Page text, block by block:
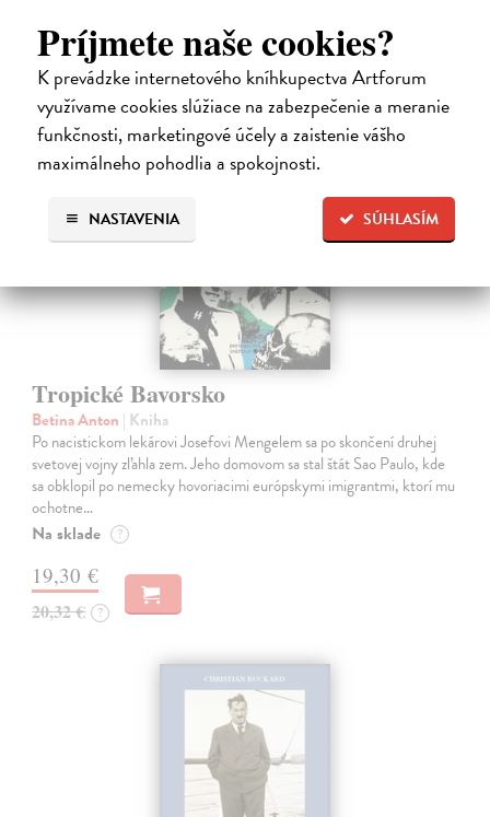
Príjmete naše cookies?
K prevádzke internetového kníhkupectva Artforum
využívame cookies slúžiace na zabezpečenie a meranie
funkčnosti, marketingové účely a zaistenie vášho
maximálneho pohodlia a spokojnosti.
SÚHLASÍM
NASTAVENIA
13,60 € ?
na sklade
Tropické Bavorsko
Betina Anton | Kniha
Po nacistickom lekárovi Josefovi Mengelem sa po skončení druhej
svetovej vojny zľahla zem. Jeho domovom sa stal štát Sao Paulo, kde
sa obklopil po nemecky hovoriacimi európskymi imigrantmi, ktorí mu
ochotne…
Na sklade ?
19,30 €
20,32 € ?